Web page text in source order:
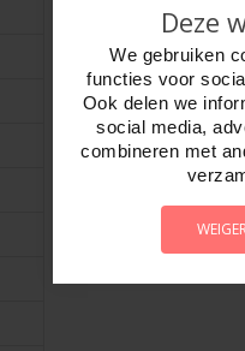
BESTELLEN
Deze
We gebruiken
functies voor
Ook delen we
social media,
combineren met